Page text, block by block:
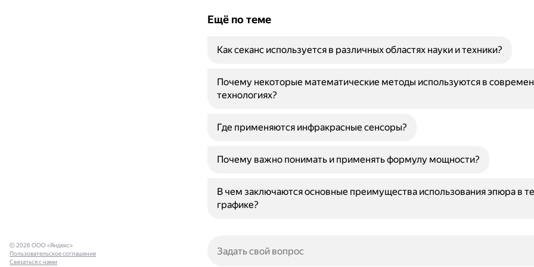
Ещё по теме
Как секанс используется в различных областях науки и техники?
Почему некоторые математические методы используются в
технологиях?
Где применяются инфракрасные сенсоры?
Почему важно понимать и применять формулу мощности?
В чем заключаются основные преимущества использования эпюра в
графике?
© 2026 ООО «Яндекс»
Пользовательское соглашение
Связаться с нами